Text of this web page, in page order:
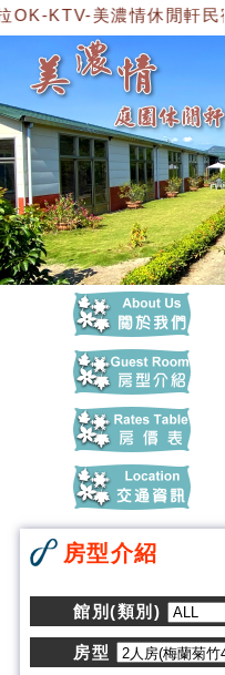
KTV-美濃情休閒軒民宿
房型介紹
館別(類別)
房型